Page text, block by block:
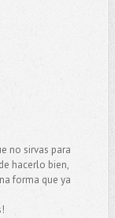
no sirvas para
hacerlo bien,
forma que ya